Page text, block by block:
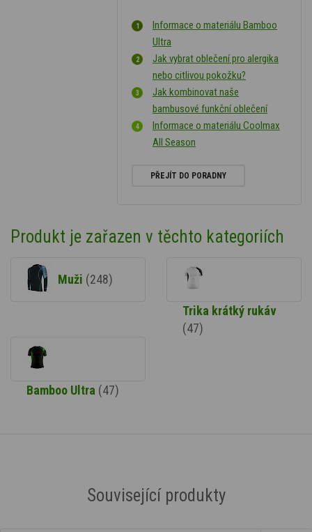
Informace o materiálu Bamboo
Ultra
Jak vybrat oblečení pro alergika
nebo citlivou pokožku?
Jak kombinovat naše
bambusové funkční oblečení
Informace o materiálu Coolmax
All Season
PŘEJÍT DO PORADNY
Produkt je zařazen v těchto kategoriích
Muži (248)
Trika krátký rukáv
(47)
Bamboo Ultra (47)
Související produkty